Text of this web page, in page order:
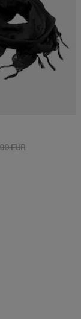
12,03 EUR
EURAktionspreis: